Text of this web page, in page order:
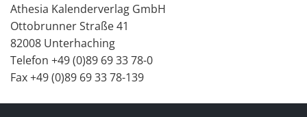
Athesia Kalenderverlag GmbH
Ottobrunner Straße 41
82008 Unterhaching
Telefon +49 (0)89 69 33 78-0
Fax +49 (0)89 69 33 78-139